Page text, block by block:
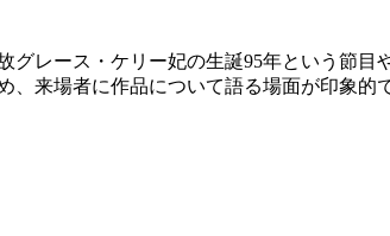
グレース・ケリー妃の生誕95年という節目
来場者に作品について語る場面が印象的